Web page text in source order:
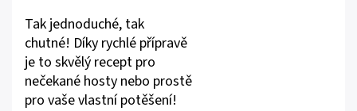
Tak jednoduché, tak
chutné! Díky rychlé přípravě
je to skvělý recept pro
nečekané hosty nebo prostě
pro vaše vlastní potěšení!